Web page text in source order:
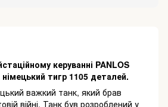
керуванні PANLOS
тигр 1105 деталей.
важкий танк, який брав
війні. Танк був розроблений у